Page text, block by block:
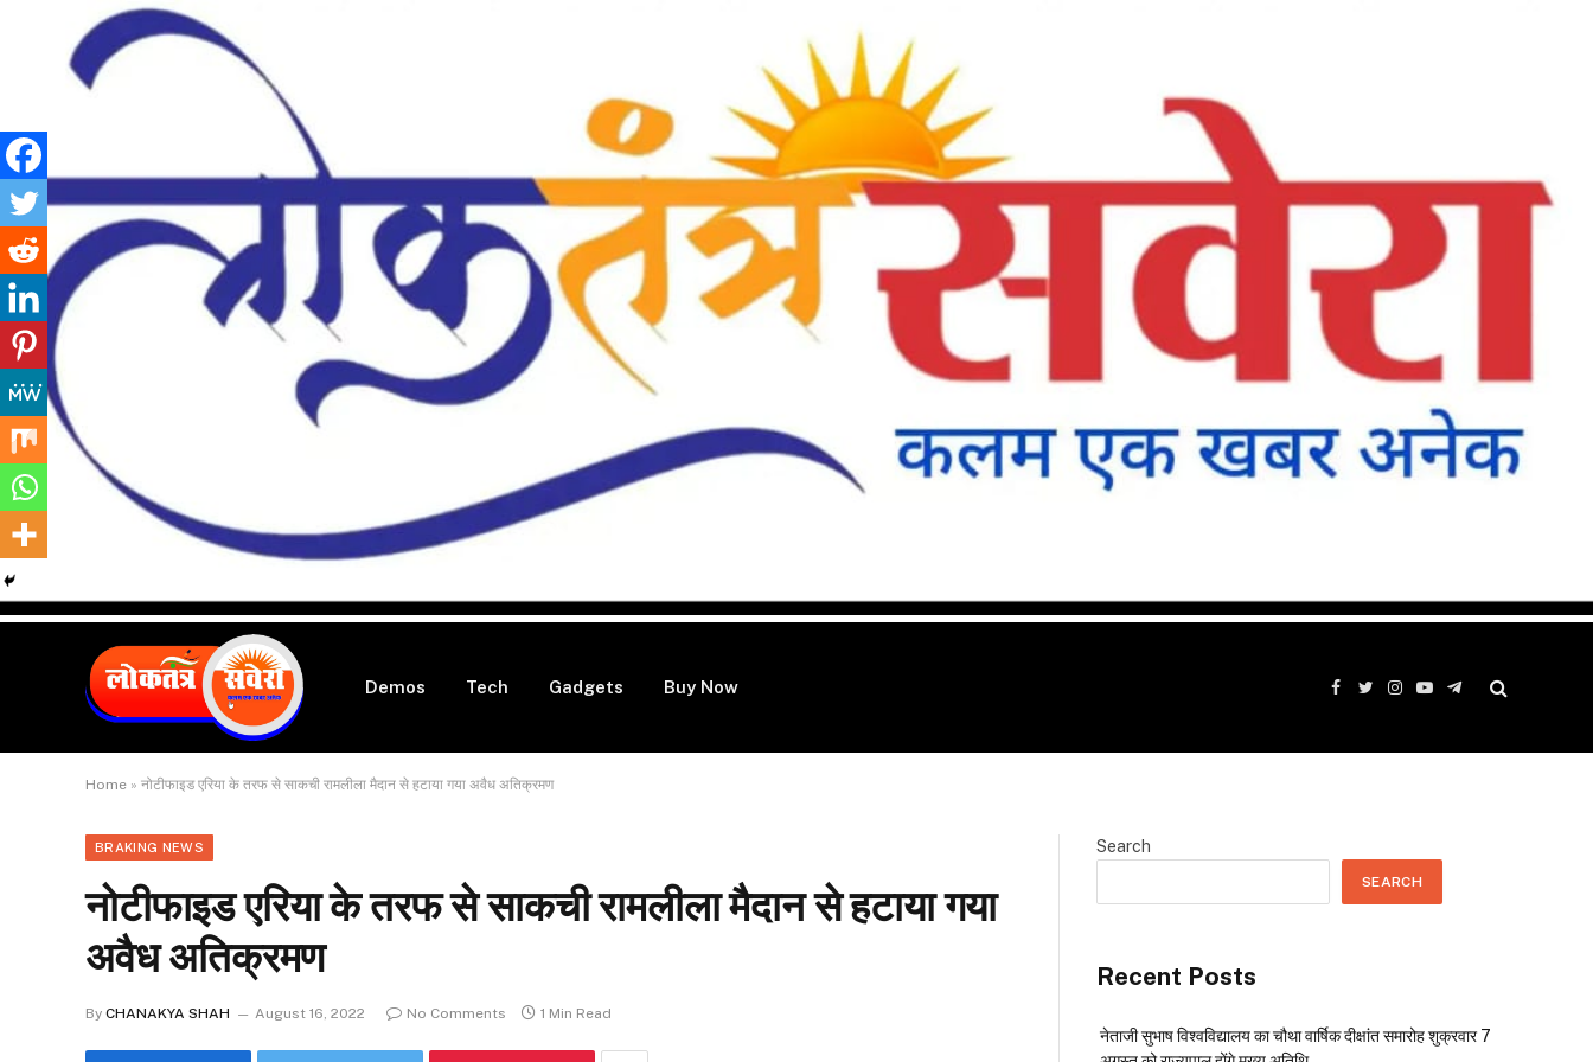
Demos Tech Gadgets Buy Now
Facebook
TwitterInstagram
YouTube
Telegram
Home » नोटीफाइड एरिया के तरफ से साकची रामलीला मैदान से हटाया गया अवैध अतिक्रमण
BRAKING NEWS
नोटीफाइड एरिया के तरफ से साकची रामलीला मैदान से हटाया गया
अवैध अतिक्रमण
By CHANAKYA SHAH August 16, 2022 No Comments 1 Min Read
Search
SEARCH
Recent Posts
नेताजी सुभाष विश्वविद्यालय का चौथा वार्षिक दीक्षांत समारोह शुक्रवार 7